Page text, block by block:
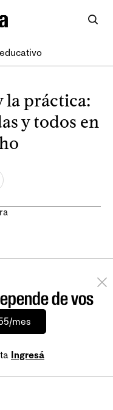
la práctica:
y todos en
de vos
mes
Ingresá